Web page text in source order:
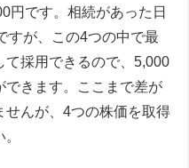
円です。相続があった日
すが、この4つの中で最
て採用できるので、5,000
できます。ここまで差が
せんが、4つの株価を取得